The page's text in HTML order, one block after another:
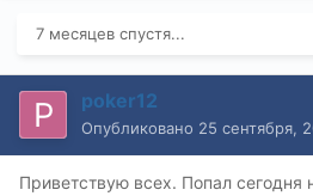
7 месяцев спустя...
poker12
Опубликовано 25 сентября,
Приветствую всех. Попал сегодня